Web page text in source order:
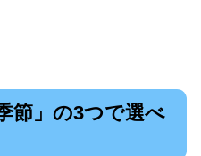
節」の3つで選べ